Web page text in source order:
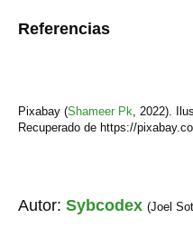
Referencias
Pixabay (Shameer Pk
2022).
Recuperado de https://
Autor: Sybcodex (Joel